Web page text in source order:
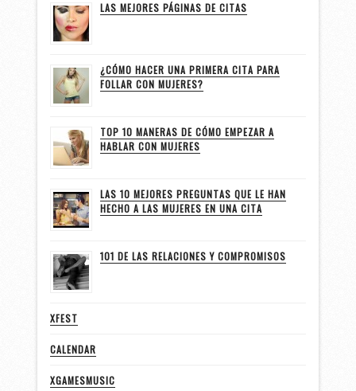
LAS MEJORES PÁGINAS DE CITAS
¿CÓMO HACER UNA PRIMERA CITA PARA
FOLLAR CON MUJERES?
TOP 10 MANERAS DE CÓMO EMPEZAR A
HABLAR CON MUJERES
LAS 10 MEJORES PREGUNTAS QUE LE HAN
HECHO A LAS MUJERES EN UNA CITA
101 DE LAS RELACIONES Y COMPROMISOS
XFEST
CALENDAR
XGAMESMUSIC